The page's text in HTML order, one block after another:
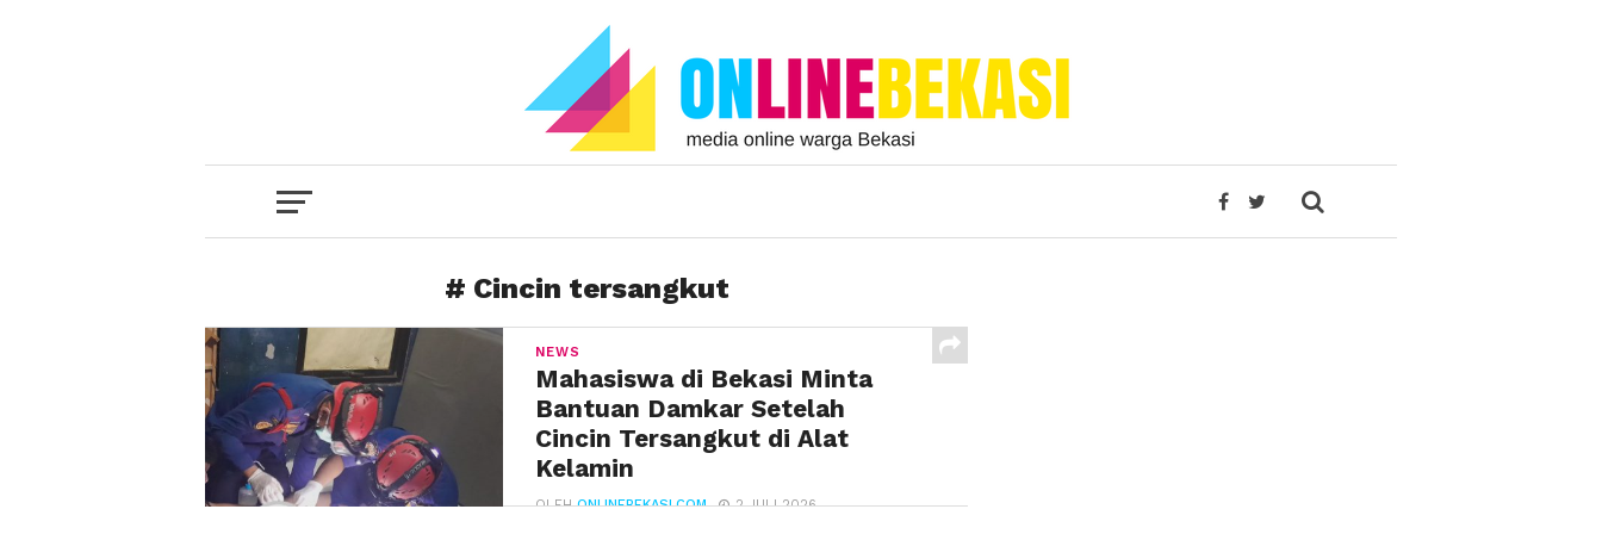
# Cincin tersangkut
NEWS
Mahasiswa di Bekasi Minta
Bantuan Damkar Setelah
Cincin Tersangkut di Alat
Kelamin
OLEHONLINEBEKASI.COM 2 JULI 2026